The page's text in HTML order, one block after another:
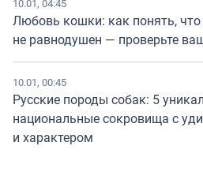
10.01, 04:45
Любовь кошки: как понять,
не равнодушен — проверьте
10.01, 00:45
Русские породы собак: 5
национальные сокровища с
и характером